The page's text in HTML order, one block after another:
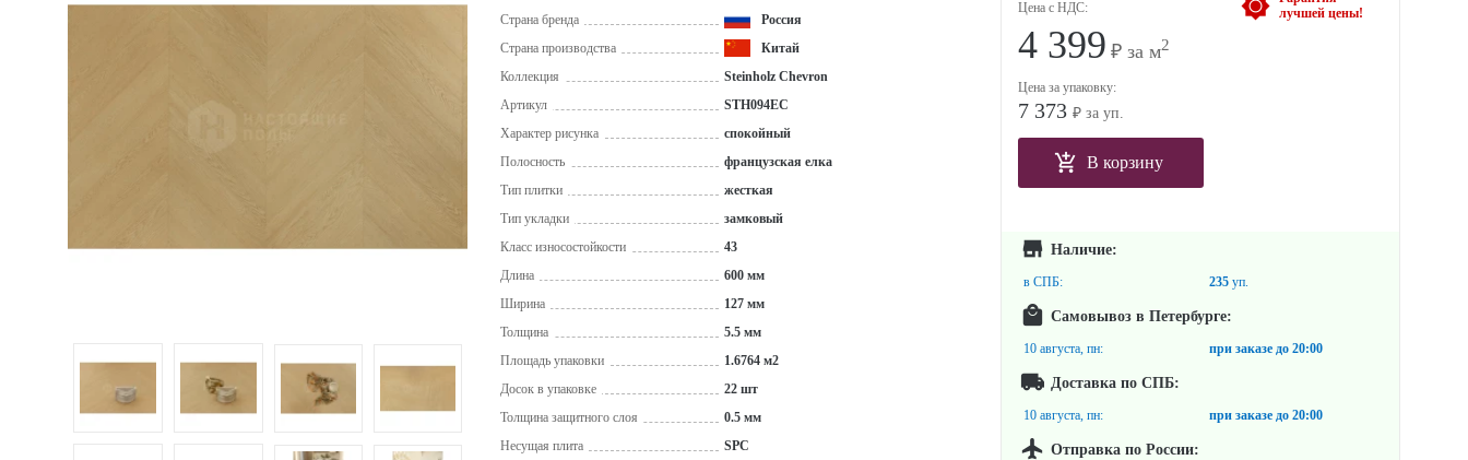
Страна бренда
Россия
Страна производства
Китай
Коллекция
Steinholz Chevron
Артикул
STH094EC
Характер рисунка
спокойный
Полосность
французская елка
Тип плитки
жесткая
Тип укладки
замковый
Класс износостойкости
43
Длина
600 мм
Ширина
127 мм
Толщина
5.5 мм
Площадь упаковки
1.6764 м2
Досок в упаковке
22 шт
Толщина защитного слоя
0.5 мм
Несущая плита
SPC
лучшей цены!
Цена с НДС:
4 399 ₽ за м2
Цена за упаковку:
7 373 ₽ за уп.
В корзину
Наличие:
в СПБ: 235 уп.
Самовывоз в Петербурге:
10 августа, пн: при заказе до 20:00
Доставка по СПБ:
10 августа, пн: при заказе до 20:00
Отправка по России: